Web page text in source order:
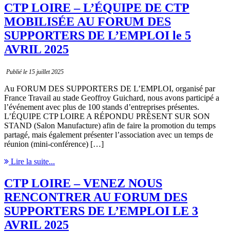
CTP LOIRE – L’ÉQUIPE DE CTP
MOBILISÉE AU FORUM DES
SUPPORTERS DE L’EMPLOI le 5
AVRIL 2025
Publié le 15 juillet 2025
Au FORUM DES SUPPORTERS DE L’EMPLOI, organisé par
France Travail au stade Geoffroy Guichard, nous avons participé a
l’événement avec plus de 100 stands d’entreprises présentes.
L’ÉQUIPE CTP LOIRE A RÉPONDU PRÉSENT SUR SON
STAND (Salon Manufacture) afin de faire la promotion du temps
partagé, mais également présenter l’association avec un temps de
réunion (mini-conférence) […]
Lire la suite...
CTP LOIRE – VENEZ NOUS
RENCONTRER AU FORUM DES
SUPPORTERS DE L’EMPLOI LE 3
AVRIL 2025